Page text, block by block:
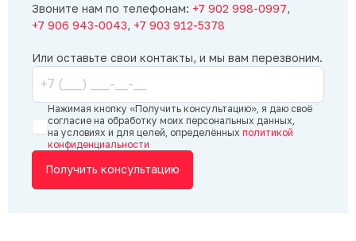
Звоните нам по телефонам: +7 902 998-0997,
+7 906 943-0043, +7 903 912-5378
Или оставьте свои контакты, и мы вам перезвоним.
Нажимая кнопку «Получить консультацию», я даю своё
согласие на обработку моих персональных данных,
на условиях и для целей, определённых политикой
конфиденциальности
Получить консультацию